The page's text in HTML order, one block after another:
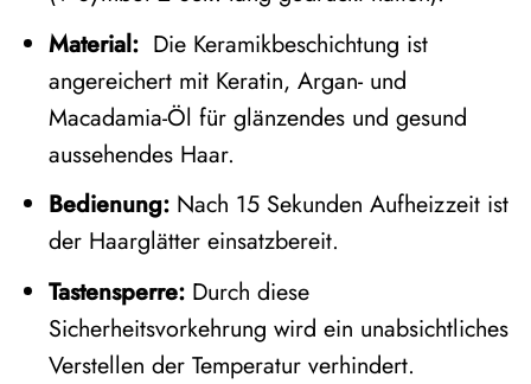
Material: Die Keramikbeschichtung ist
angereichert mit Keratin, Argan- und
Macadamia-Öl für glänzendes und gesund
aussehendes Haar.
Bedienung: Nach 15 Sekunden Aufheizzeit ist
der Haarglätter einsatzbereit.
Tastensperre: Durch diese
Sicherheitsvorkehrung wird ein unabsichtliches
Verstellen der Temperatur verhindert.